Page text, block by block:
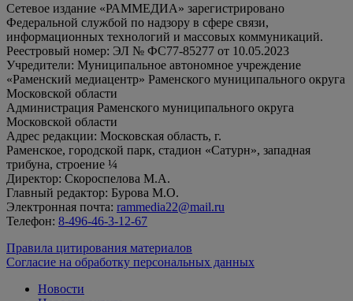
Сетевое издание «РАММЕДИА» зарегистрировано
Федеральной службой по надзору в сфере связи,
информационных технологий и массовых коммуникаций.
Реестровый номер: ЭЛ № ФС77-85277 от 10.05.2023
Учредители: Муниципальное автономное учреждение
«Раменский медиацентр» Раменского муниципального округа
Московской области
Администрация Раменского муниципального округа
Московской области
Адрес редакции: Московская область, г.
Раменское, городской парк, стадион «Сатурн», западная
трибуна, строение ¼
Директор: Скороспелова М.А.
Главный редактор: Бурова М.О.
Электронная почта: rammedia22@mail.ru
Телефон: 8-496-46-3-12-67
Правила цитирования материалов
Согласие на обработку персональных данных
Новости